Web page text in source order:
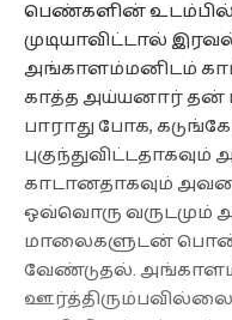
பெண்களின் உடம்பில்
முடியாவிட்டால்
அங்காளம்மனிடம்
காத்த அய்யனார்
பாராது போக,
காடானதாகவும்
ஒவ்வொரு வருடமும்
மாலைகளுடன்
வேண்டுதல்.